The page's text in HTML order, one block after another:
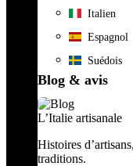
Italien
Espagnol
Suédois
Blog & avis
L’Italie artisanale
Histoires
traditions.